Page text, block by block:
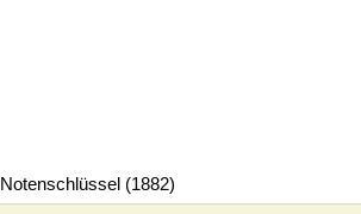
Notenschlüssel (1882)